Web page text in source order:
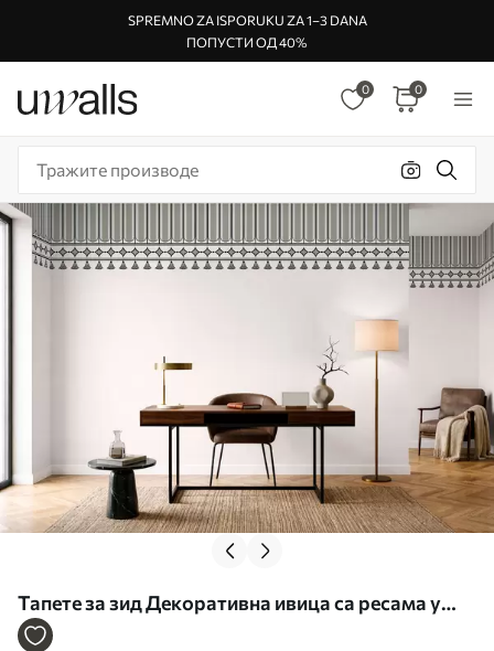
SPREMNO ZA ISPORUKU ZA 1–3 DANA
ПОПУСТИ ОД 40%
0 0
Тапете за зид Декоративна ивица са ресама у
зеленим и сивим нијансама бр. w05544v2